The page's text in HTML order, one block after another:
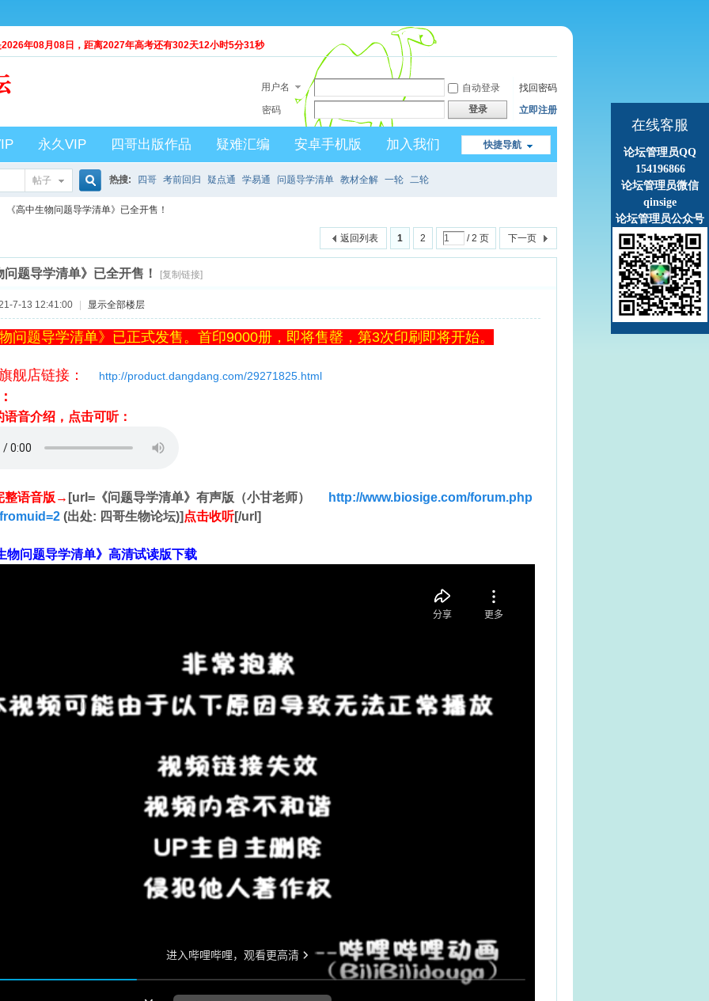
年08月08日，距离2027年高考还有302天12小时5分30秒
用户名 自动登录
找回密码
密码
登录 立即注册
快捷导航
永久VIP 四哥出版作品 疑难汇编 安卓手机版 加入我们
帖子
搜
索
热搜: 四哥 考前回归 疑点通 学易通 问题导学清单 教材全解 一轮 二轮
《高中生物问题导学清单》已全开售！
1 2 / 2 页 下一页
返回列表
题导学清单》已全开售！ [复制链接]
7-13 12:41:00 显示全部楼层
问题导学清单》已正式发售。首印9000册，即将售罄，第3次印刷即将开始。
舰店链接： http://product.dangdang.com/29271825.html
音介绍，点击可听：
整语音版→ [url=《问题导学清单》有声版（小甘老师）
http://www.biosige.com/forum.php
(出处: 四哥生物论坛)] 点击收听[/url]
物问题导学清单》高清试读版下载
在线客服
论坛管理员QQ
154196866
论坛管理员微信
qinsige
论坛管理员公众号